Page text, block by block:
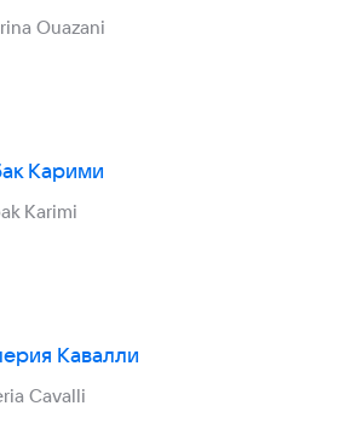
Ouazani
Карими
Karimi
Кавалли
Cavalli